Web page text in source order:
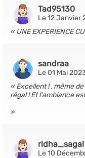
Tad95130
Le 12 Janvier
UNE EXPERIENCE
sandraa
Le 01 Mai
Excellent ! , même
régal ! Et l'ambiance
ridha_sagal
Le 10